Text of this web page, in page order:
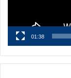
01:38